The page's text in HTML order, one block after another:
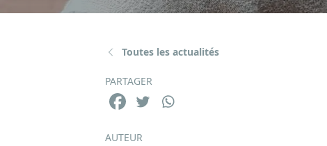
Toutes les actualités
PARTAGER
AUTEUR